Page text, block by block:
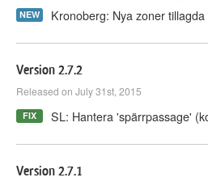
NEW Kronoberg: Nya zoner tillagda
Version 2.7.2
Released on July 31st, 2015
FIX SL: Hantera 'spärrpassage'
Version 2.7.1